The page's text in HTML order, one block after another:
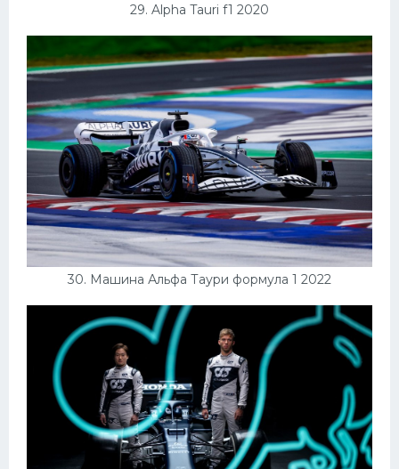
29. Alpha Tauri f1 2020
30. Машина Альфа Таури формула 1 2022